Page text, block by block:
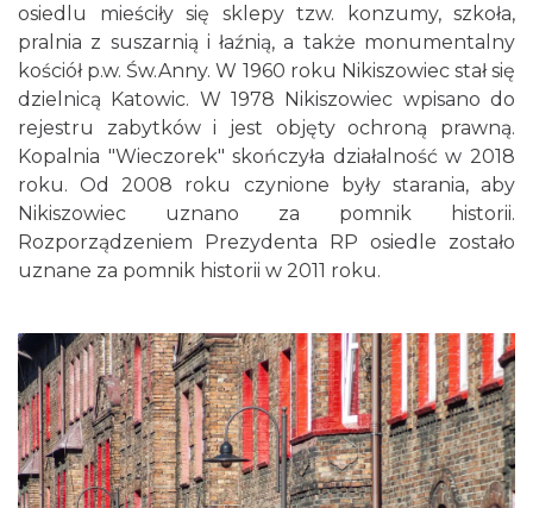
osiedlu mieściły się sklepy tzw. konzumy, szkoła,
pralnia z suszarnią i łaźnią, a także monumentalny
kościół p.w. Św.Anny. W 1960 roku Nikiszowiec stał się
dzielnicą Katowic. W 1978 Nikiszowiec wpisano do
rejestru zabytków i jest objęty ochroną prawną.
Kopalnia "Wieczorek" skończyła działalność w 2018
roku. Od 2008 roku czynione były starania, aby
Nikiszowiec uznano za pomnik historii.
Rozporządzeniem Prezydenta RP osiedle zostało
uznane za pomnik historii w 2011 roku.